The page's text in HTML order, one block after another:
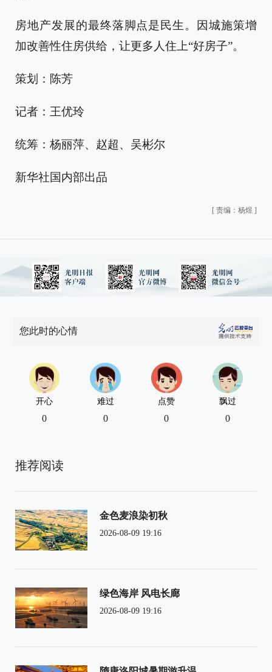
房地产发展的最终落脚点是民生。因城施策增
加改善性住房供给，让更多人住上“好房子”。
策划：陈芳
记者：王优玲
统筹：杨丽萍、赵超、吴彬尔
新华社国内部出品
[ 责编：杨煜 ]
您此时的心情
开心
0
难过
0
点赞
0
飘过
0
推荐阅读
金色麦浪染初秋
2026-08-09 19:16
绿色海岸 风电长廊
2026-08-09 19:16